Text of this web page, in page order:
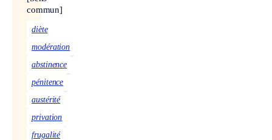
commun]
diète
modération
abstinence
pénitence
austérité
privation
frugalité